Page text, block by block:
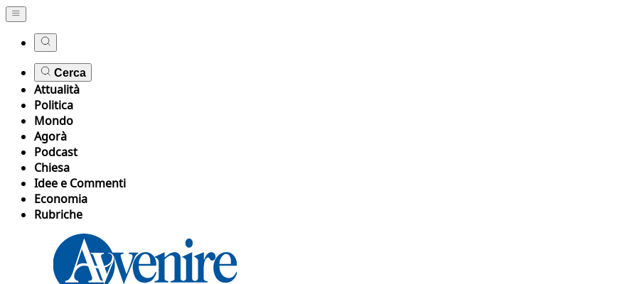
Cerca
Attualità
Politica
Mondo
Agorà
Podcast
Chiesa
Idee e Commenti
Economia
Rubriche